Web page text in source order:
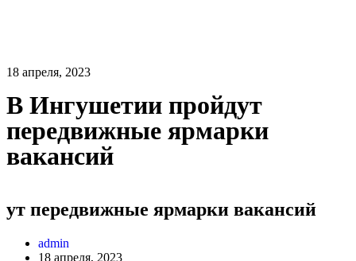
18 апреля, 2023
В Ингушетии пройдут
передвижные ярмарки
вакансий
ут передвижные ярмарки вакансий
admin
18 апреля, 2023